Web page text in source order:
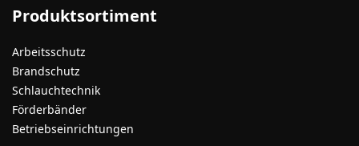
Produktsortiment
Arbeitsschutz
Brandschutz
Schlauchtechnik
Förderbänder
Betriebseinrichtungen